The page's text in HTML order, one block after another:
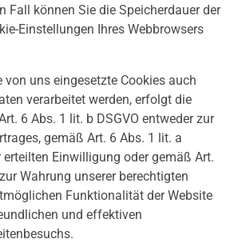
Fall können Sie die Speicherdauer der
Einstellungen Ihres Webbrowsers
uns eingesetzte Cookies auch
verarbeitet werden, erfolgt die
6 Abs. 1 lit. b DSGVO entweder zur
gemäß Art. 6 Abs. 1 lit. a
erteilten Einwilligung oder gemäß Art.
Wahrung unserer berechtigten
Funktionalität der Website
und effektiven